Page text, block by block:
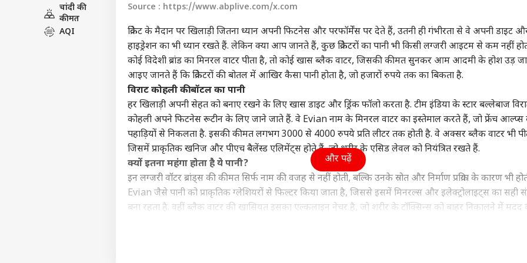
चांदी की
कीमत
AQI
Source : https://www.abplive.com/x.com
क्रिकेट के मैदान पर खिलाड़ी जितना ध्यान अपनी फिटनेस और परफॉर्मेंस पर देते हैं, उतनी ही गंभीरता से वे अपनी डाइट
हाइड्रेशन का भी ध्यान रखते हैं. लेकिन क्या आप जानते हैं, कुछ क्रिकेटरों का पानी भी किसी लग्जरी आइटम से कम नहीं
कोई विदेशी ब्रांड का मिनरल वाटर पीता है, तो कोई खास ब्लैक वाटर, जिसकी कीमत सुनकर आम आदमी के होश उड़
आइए जानते हैं कि क्रिकेटरों की बोतल में आखिर कैसा पानी होता है, जो हजारों रुपये तक का बिकता है.
विराट कोहली की बॉटल का पानी
हर खिलाड़ी अपनी सेहत को बनाए रखने के लिए खास डाइट और ड्रिंक फॉलो करता है. टीम इंडिया के स्टार बल्लेबाज
कोहली अपने फिटनेस रूटीन के लिए जाने जाते हैं. वे Evian नाम के मिनरल वाटर का इस्तेमाल करते हैं, जो फ्रेंच आल्प्स
पहाड़ियों से निकलता है. इसकी कीमत लगभग 3000 से 4000 रुपये प्रति लीटर तक होती है. वे अक्सर ब्लैक वाटर भी
जिसमें प्राकृतिक खनिज और पीएच बैलेंस्ड एलिमेंट्स होते हैं, जो शरीर के एसिड लेवल को नियंत्रित रखते हैं.
क्यों इतना महंगा होता है ये पानी?
इन लग्जरी वॉटर ब्रांड्स की कीमत सिर्फ नाम की वजह से नहीं होती, बल्कि उनके स्रोत और निर्माण प्रक्रिया के कारण भी
Evian जैसे पानी को प्राकृतिक ग्लेशियरों से फिल्टर किया जाता है, जिससे इसमें मिनरल्स और इलेक्ट्रोलाइट्स का सही
बना रहता है. वहीं ब्लैक वाटर की खासियत इसका एल्कलाइन नेचर है, जो शरीर के टॉक्सिन्स को बाहर निकालने में मदद
और पढ़ें
प्राइवेसी पॉलिसी
कॉन्टैक्ट अस
सेंड फीडबैक
अबाउट अस
करियर्स
LOGIN
विश्व
'किसी भी कीमत पर हो
लिए क्यों बेताब हैं ट्रंप?
राहुल गांधी रांची क्यों नहीं
कांग्रेस पर हमला
'आप मर्द हैं तो...' तृषा पर
खुशबू सुंदर का फूटा गुस्सा
है?
ओटीटी
'इमोशनल साइड नहीं
दिखाना चाहता था', 'लॉक
अप 2' से एविक्शन के बाद
बोले हर्षद चोपड़ा
दिल्ली NCR
दिल्ली में आज भी जारी
रहेगा बारिश का सिलसिला,
जानें IMD का अपडेट
विश्व
लाल सागर में कैसे डूबा
भारतीय जहाज? सभी 13
भारतीयों को सुरक्षित
निकाला गया, जानें अपडेट
फूड
पर